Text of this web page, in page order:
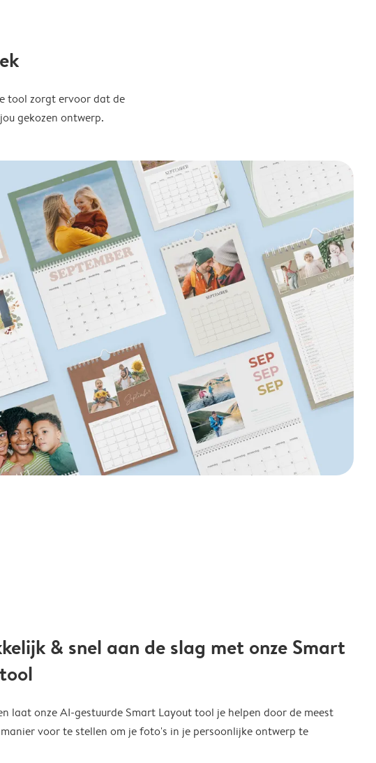
tool zorgt ervoor dat de
gekozen ontwerp.
& snel aan de slag met onze Smart
laat onze AI-gestuurde Smart Layout tool je helpen door de meest
voor te stellen om je foto's in je persoonlijke ontwerp te